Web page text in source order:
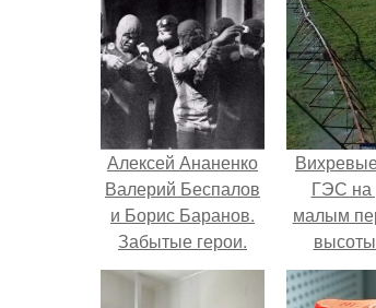
Алексей Ананенко
Валерий Беспалов
и Борис Баранов.
Забытые герои.
Чернобыльские
дайверы.
ГЭС на
малым
бетонной